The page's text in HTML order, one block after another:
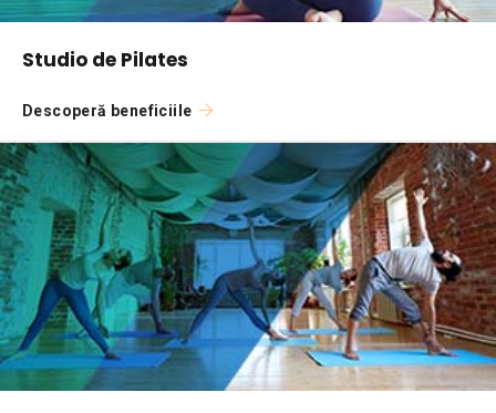
Studio de Pilates
Descoperă beneficiile